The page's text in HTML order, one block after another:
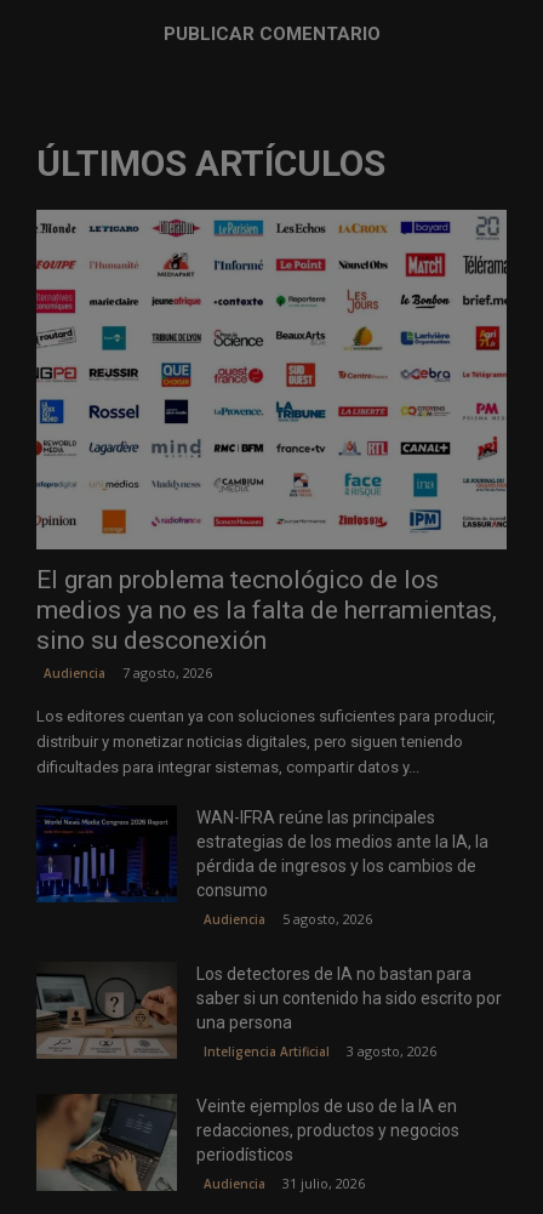
ÚLTIMOS ARTÍCULOS
El gran problema tecnológico de los
medios ya no es la falta de herramientas,
sino su desconexión
Audiencia 7 agosto, 2026
Los editores cuentan ya con soluciones suficientes para producir,
distribuir y monetizar noticias digitales, pero siguen teniendo
dificultades para integrar sistemas, compartir datos y...
WAN-IFRA reúne las principales
estrategias de los medios ante la IA, la
pérdida de ingresos y los cambios de
consumo
Audiencia 5 agosto, 2026
Los detectores de IA no bastan para
saber si un contenido ha sido escrito por
una persona
Inteligencia Artificial 3 agosto, 2026
Veinte ejemplos de uso de la IA en
redacciones, productos y negocios
periodísticos
Audiencia 31 julio, 2026